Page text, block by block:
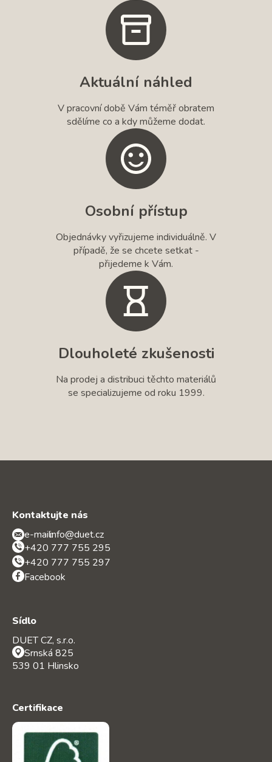
Aktuální náhled
V pracovní době Vám téměř obratem
sdělíme co a kdy můžeme dodat.
Osobní přístup
Objednávky vyřizujeme individuálně. V
případě, že se chcete setkat -
přijedeme k Vám.
Dlouholeté zkušenosti
Na prodej a distribuci těchto materiálů
se specializujeme od roku 1999.
Kontaktujte nás
e-mail:info@duet.cz
+420 777 755 295
+420 777 755 297
Facebook
Sídlo
DUET CZ, s.r.o.
Srnská 825
539 01 Hlinsko
Certifikace